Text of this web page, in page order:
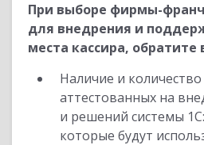
При выборе фирмы-
для внедрения и
места кассира, обратите
Наличие и
аттестованных на
и решений системы
которые будут